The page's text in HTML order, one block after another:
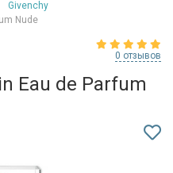
Givenchy
Nude
0 отзывов
Eau de Parfum